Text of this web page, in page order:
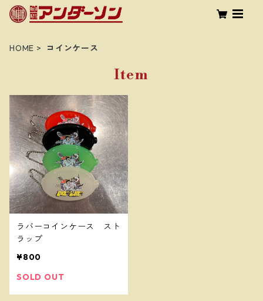
HOME コインケース
Item
ラバーコインケース スト
ラップ
¥800
SOLD OUT